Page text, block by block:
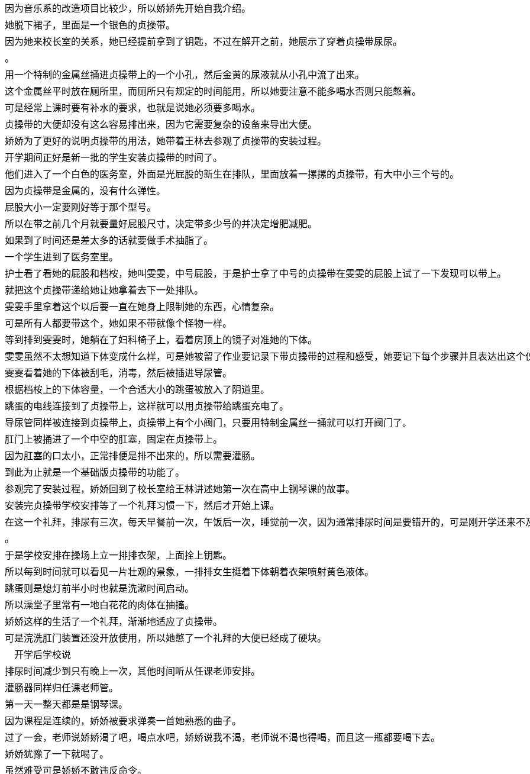
因为音乐系的改造项目比较少，所以娇娇先开始自我介绍。
她脱下裙子，里面是一个银色的贞操带。
因为她来校长室的关系，她已经提前拿到了钥匙，不过在解开之前，她展示了穿着贞操带尿尿。
。
用一个特制的金属丝捅进贞操带上的一个小孔，然后金黄的尿液就从小孔中流了出来。
这个金属丝平时放在厕所里，而厕所只有规定的时间能用，所以她要注意不能多喝水否则只能憋着。
可是经常上课时要有补水的要求，也就是说她必须要多喝水。
贞操带的大便却没有这么容易排出来，因为它需要复杂的设备来导出大便。
娇娇为了更好的说明贞操带的用法，她带着王林去参观了贞操带的安装过程。
开学期间正好是新一批的学生安装贞操带的时间了。
他们进入了一个白色的医务室，外面是光屁股的新生在排队，里面放着一摞摞的贞操带，有大中小三个号的。
因为贞操带是金属的，没有什么弹性。
屁股大小一定要刚好等于那个型号。
所以在带之前几个月就要量好屁股尺寸，决定带多少号的并决定增肥减肥。
如果到了时间还是差太多的话就要做手术抽脂了。
一个学生进到了医务室里。
护士看了看她的屁股和档桉，她叫雯雯，中号屁股，于是护士拿了中号的贞操带在雯雯的屁股上试了一下发现可以带上。
就把这个贞操带递给她让她拿着去下一处排队。
雯雯手里拿着这个以后要一直在她身上限制她的东西，心情复杂。
可是所有人都要带这个，她如果不带就像个怪物一样。
等到排到雯雯时，她躺在了妇科椅子上，看着房顶上的镜子对准她的下体。
雯雯虽然不太想知道下体变成什么样，可是她被留了作业要记录下带贞操带的过程和感受，她要记下每个步骤并且表达出这个
雯雯看着她的下体被刮毛，消毒，然后被插进导尿管。
根据档桉上的下体容量，一个合适大小的跳蛋被放入了阴道里。
跳蛋的电线连接到了贞操带上，这样就可以用贞操带给跳蛋充电了。
导尿管同样被连接到贞操带上，贞操带上有个小阀门，只要用特制金属丝一捅就可以打开阀门了。
肛门上被捅进了一个中空的肛塞，固定在贞操带上。
因为肛塞的口太小，正常排便是排不出来的，所以需要灌肠。
到此为止就是一个基础版贞操带的功能了。
参观完了安装过程，娇娇回到了校长室给王林讲述她第一次在高中上钢琴课的故事。
安装完贞操带学校安排等了一个礼拜习惯一下，然后才开始上课。
在这一个礼拜，排尿有三次，每天早餐前一次，午饭后一次，睡觉前一次，因为通常排尿时间是要错开的，可是刚开学还来不
。
于是学校安排在操场上立一排排衣架，上面拴上钥匙。
所以每到时间就可以看见一片壮观的景象，一排排女生挺着下体朝着衣架喷射黄色液体。
跳蛋则是熄灯前半小时也就是洗漱时间启动。
所以澡堂子里常有一地白花花的肉体在抽搐。
娇娇这样的生活了一个礼拜，渐渐地适应了贞操带。
可是浣洗肛门装置还没开放使用，所以她憋了一个礼拜的大便已经成了硬块。
开学后学校说
排尿时间减少到只有晚上一次，其他时间听从任课老师安排。
灌肠器同样归任课老师管。
第一天一整天都是是钢琴课。
因为课程是连续的，娇娇被要求弹奏一首她熟悉的曲子。
过了一会，老师说娇娇渴了吧，喝点水吧，娇娇说我不渴，老师说不渴也得喝，而且这一瓶都要喝下去。
娇娇犹豫了一下就喝了。
虽然难受可是娇娇不敢违反命令。